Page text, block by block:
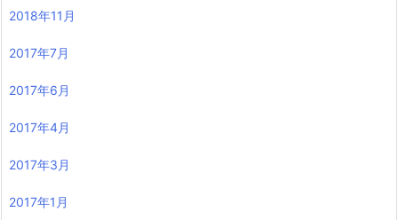
2018年11月
2017年7月
2017年6月
2017年4月
2017年3月
2017年1月